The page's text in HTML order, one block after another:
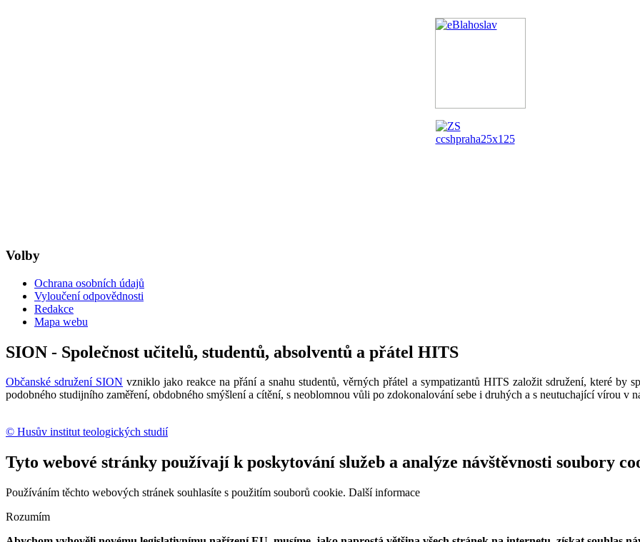
Volby
Ochrana osobních údajů
Vyloučení odpovědnosti
Redakce
Mapa webu
SION - Společnost učitelů, studentů, absolventů a přátel HITS
Občanské sdružení SION vzniklo jako reakce na přání a snahu studentů, věrných přátel a sympatizantů HITS založit sdružení, které by
podobného studijního zaměření, obdobného smýšlení a cítění, s neoblomnou vůli po zdokonalování sebe i druhých a s neutuchající vírou v
© Husův institut teologických studií
Tyto webové stránky používají k poskytování služeb a analýze návštěvnosti soubory
Používáním těchto webových stránek souhlasíte s použitím souborů cookie. Další informace
Rozumím